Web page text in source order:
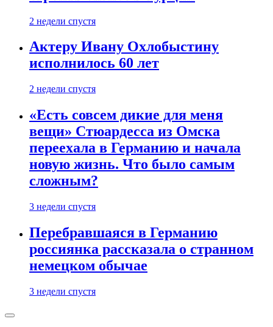
2 недели спустя
Актеру Ивану Охлобыстину
исполнилось 60 лет
2 недели спустя
«Есть совсем дикие для меня
вещи» Стюардесса из Омска
переехала в Германию и начала
новую жизнь. Что было самым
сложным?
3 недели спустя
Перебравшаяся в Германию
россиянка рассказала о странном
немецком обычае
3 недели спустя